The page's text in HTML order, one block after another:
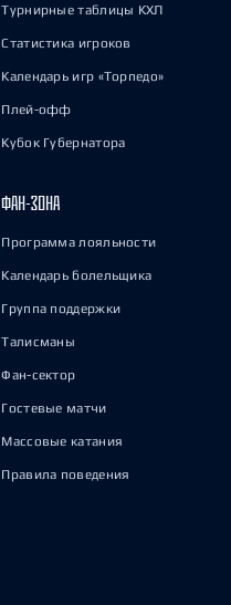
Турнирные таблицы КХЛ
Статистика игроков
Календарь игр «Торпедо»
Плей-офф
Кубок Губернатора
ФАН-ЗОНА
Программа лояльности
Календарь болельщика
Группа поддержки
Талисманы
Фан-сектор
Гостевые матчи
Массовые катания
Правила поведения